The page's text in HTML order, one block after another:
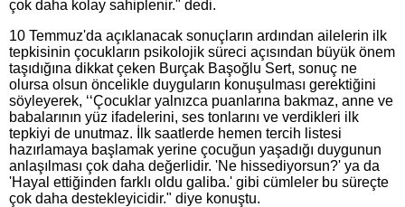
çok daha kolay sahiplenir." dedi.
10 Temmuz'da açıklanacak sonuçların ardından ailelerin ilk
tepkisinin çocukların psikolojik süreci açısından büyük önem
taşıdığına dikkat çeken Burçak Başoğlu Sert, sonuç ne
olursa olsun öncelikle duyguların konuşulması gerektiğini
söyleyerek, ‘‘Çocuklar yalnızca puanlarına bakmaz, anne ve
babalarının yüz ifadelerini, ses tonlarını ve verdikleri ilk
tepkiyi de unutmaz. İlk saatlerde hemen tercih listesi
hazırlamaya başlamak yerine çocuğun yaşadığı duygunun
anlaşılması çok daha değerlidir. 'Ne hissediyorsun?' ya da
'Hayal ettiğinden farklı oldu galiba.' gibi cümleler bu süreçte
çok daha destekleyicidir." diye konuştu.